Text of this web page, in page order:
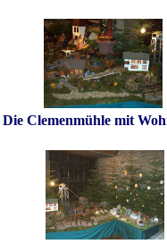
Die Clemenmühle mit